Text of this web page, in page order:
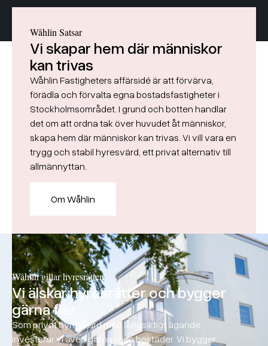
Wåhlin Satsar
Vi skapar hem där människor
kan trivas
Wåhlin Fastigheters affärsidé är att förvärva,
förädla och förvalta egna bostadsfastigheter i
Stockholmsområdet. I grund och botten handlar
det om att ordna tak över huvudet åt människor,
skapa hem där människor kan trivas. Vi vill vara en
trygg och stabil hyresvärd, ett privat alternativ till
allmännyttan.
Om Wåhlin
Wåhlin gillar hyresrätten
Vi älskar hyresrätter och bygger
gärna fler
Som privat hyresvärd med långsiktigt ägande
investerar vi även gärna i nya bostäder. Vi bygger